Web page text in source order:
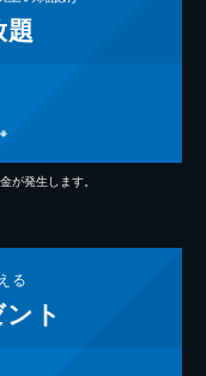
※
が発生します。
る
ト